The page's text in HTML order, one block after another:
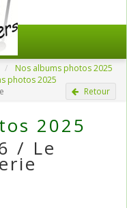
Nos albums photos 2025
photos 2025
Retour
2025
/ Le